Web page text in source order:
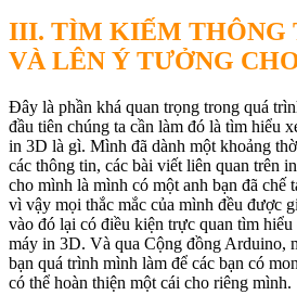
III. TÌM KIẾM THÔNG
VÀ LÊN Ý TƯỞNG
Đây là phần khá quan trọng trong quá
đầu tiên chúng ta cần làm đó là tìm hiểu
in 3D là gì. Mình đã dành một khoảng
các thông tin, các bài viết liên quan trên
cho mình là mình có một anh bạn đã chế
vì vậy mọi thắc mắc của mình đều được
vào đó lại có điều kiện trực quan tìm hiểu
máy in 3D. Và qua Cộng đồng Arduino,
bạn quá trình mình làm để các bạn có
có thể hoàn thiện một cái cho riêng mình.